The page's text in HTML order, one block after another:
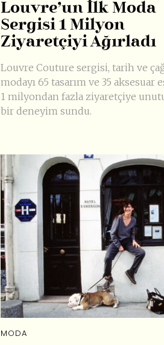
Louvre’un İlk Moda
Sergisi 1 Milyon
Ziyaretçiyi Ağırladı
Louvre Couture sergisi, tarih ve
modayı 65 tasarım ve 35 aksesuar
1 milyondan fazla ziyaretçiye
bir deneyim sundu.
MODA